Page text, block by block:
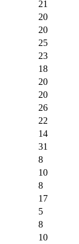
21
20
20
25
23
18
20
20
26
22
14
31
8
10
8
17
5
8
10